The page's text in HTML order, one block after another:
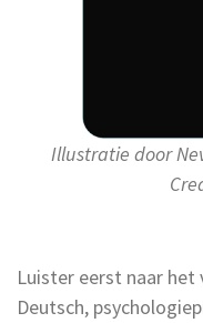
Illustratie door
Luister eerst naar
Deutsch,